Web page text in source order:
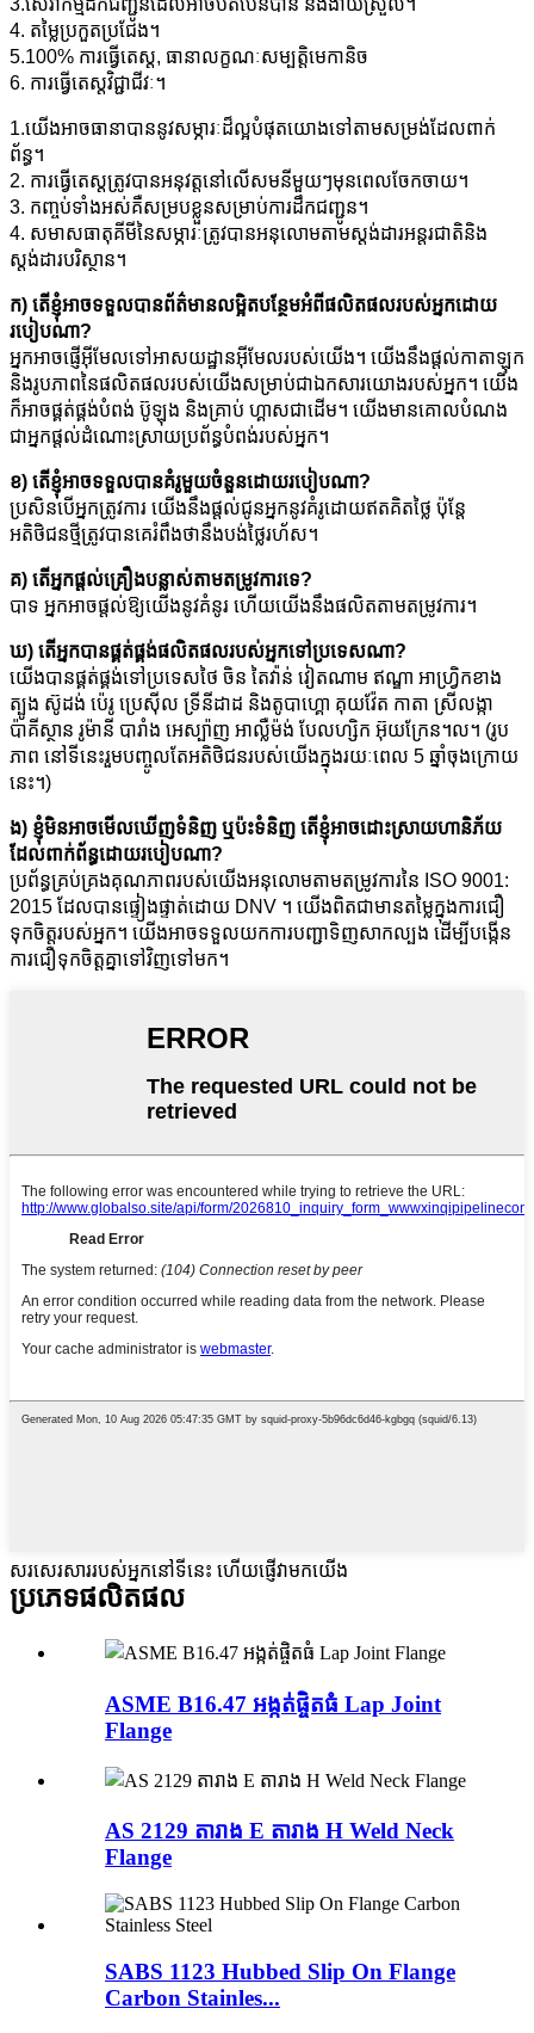
3.សេវាកម្មដឹកជញ្ជូនដែលអាចបត់បែនបាន និងងាយស្រួល។
4. តម្លៃប្រកួតប្រជែង។
5.100% ការធ្វើតេស្ត, ធានាលក្ខណៈសម្បត្តិមេកានិច
6. ការធ្វើតេស្តវិជ្ជាជីវៈ។
1.យើងអាចធានាបាននូវសម្ភារៈដ៏ល្អបំផុតយោងទៅតាមសម្រង់ដែលពាក់
ព័ន្ធ។
2. ការធ្វើតេស្តត្រូវបានអនុវត្តនៅលើសមនីមួយៗមុនពេលចែកចាយ។
3. កញ្ចប់ទាំងអស់គឺសម្របខ្លួនសម្រាប់ការដឹកជញ្ជូន។
4. សមាសធាតុគីមីនៃសម្ភារៈត្រូវបានអនុលោមតាមស្តង់ដារអន្តរជាតិនិង
ស្តង់ដារបរិស្ថាន។
ក) តើខ្ញុំអាចទទួលបានព័ត៌មានលម្អិតបន្ថែមអំពីផលិតផលរបស់អ្នកដោយ
របៀបណា?
អ្នកអាចផ្ញើអ៊ីមែលទៅអាសយដ្ឋានអ៊ីមែលរបស់យើង។ យើងនឹងផ្តល់កាតាឡុក
និងរូបភាពនៃផលិតផលរបស់យើងសម្រាប់ជាឯកសារយោងរបស់អ្នក។ យើង
ក៏អាចផ្គត់ផ្គង់បំពង់ ប៊ូឡុង និងគ្រាប់ ហ្គាសជាដើម។ យើងមានគោលបំណង
ជាអ្នកផ្តល់ដំណោះស្រាយប្រព័ន្ធបំពង់របស់អ្នក។
ខ) តើខ្ញុំអាចទទួលបានគំរូមួយចំនួនដោយរបៀបណា?
ប្រសិនបើអ្នកត្រូវការ យើងនឹងផ្តល់ជូនអ្នកនូវគំរូដោយឥតគិតថ្លៃ ប៉ុន្តែ
អតិថិជនថ្មីត្រូវបានគេរំពឹងថានឹងបង់ថ្លៃរហ័ស។
គ) តើអ្នកផ្តល់គ្រឿងបន្លាស់តាមតម្រូវការទេ?
បាទ អ្នកអាចផ្តល់ឱ្យយើងនូវគំនូរ ហើយយើងនឹងផលិតតាមតម្រូវការ។
ឃ) តើអ្នកបានផ្គត់ផ្គង់ផលិតផលរបស់អ្នកទៅប្រទេសណា?
យើងបានផ្គត់ផ្គង់ទៅប្រទេសថៃ ចិន តៃវ៉ាន់ វៀតណាម ឥណ្ឌា អាហ្វ្រិកខាង
ត្បូង ស៊ូដង់ ប៉េរូ ប្រេស៊ីល ទ្រីនីដាដ និងតូបាហ្គោ គុយវ៉ែត កាតា ស្រីលង្កា
ប៉ាគីស្ថាន រូម៉ានី បារាំង អេស្ប៉ាញ អាល្លឺម៉ង់ បែលហ្សិក អ៊ុយក្រែន។ល។ (រូប
ភាព នៅទីនេះរួមបញ្ចូលតែអតិថិជនរបស់យើងក្នុងរយៈពេល 5 ឆ្នាំចុងក្រោយ
នេះ។)
ង) ខ្ញុំមិនអាចមើលឃើញទំនិញ ឬប៉ះទំនិញ តើខ្ញុំអាចដោះស្រាយហានិភ័យ
ដែលពាក់ព័ន្ធដោយរបៀបណា?
ប្រព័ន្ធគ្រប់គ្រងគុណភាពរបស់យើងអនុលោមតាមតម្រូវការនៃ ISO 9001:
2015 ដែលបានផ្ទៀងផ្ទាត់ដោយ DNV ។ យើងពិតជាមានតម្លៃក្នុងការជឿ
ទុកចិត្តរបស់អ្នក។ យើងអាចទទួលយកការបញ្ជាទិញសាកល្បង ដើម្បីបង្កើន
ការជឿទុកចិត្តគ្នាទៅវិញទៅមក។
សរសេរសាររបស់អ្នកនៅទីនេះ ហើយផ្ញើវាមកយើង
ប្រភេទផលិតផល
ASME B16.47 អង្កត់ផ្ចិតធំ Lap Joint
Flange
AS 2129 តារាង E តារាង H Weld Neck
Flange
SABS 1123 Hubbed Slip On Flange
Carbon Stainles...